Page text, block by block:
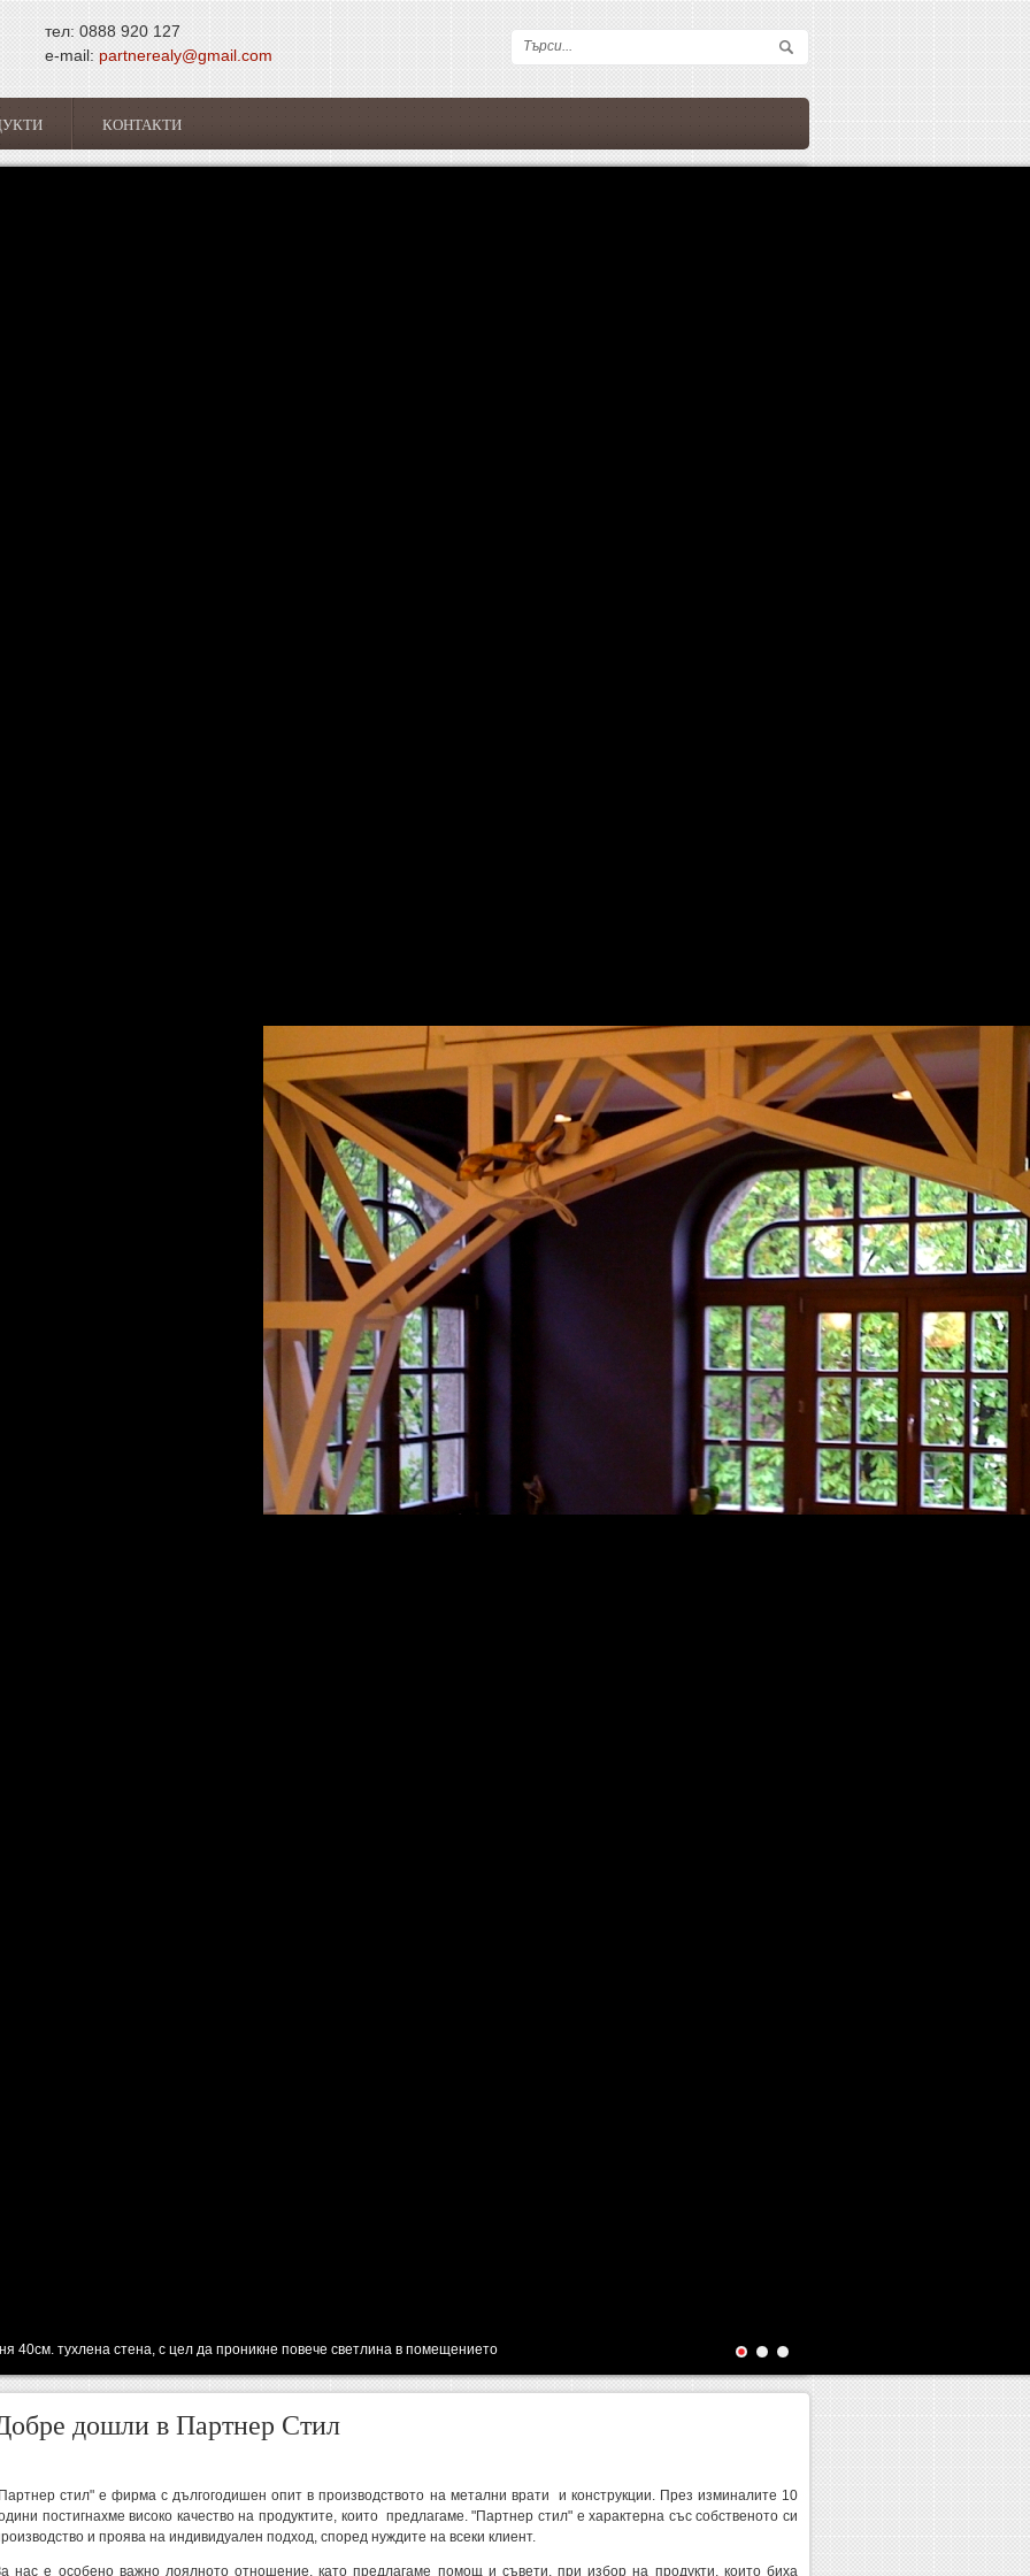
тел: 0888 920 127
e-mail: partnerealy@gmail.com
Форма за търсене
КОНТАКТИ
40см. тухлена стена, с цел да проникне повече светлина в помещението
боядисана ламарина /цвят по RAL/ и вградено, светещо лого
дошли в Партнер Стил
стил" е фирма с дългогодишен опит в производството на метални врати и конструкции. През изминалите 10
постигнахме високо качество на продуктите, които предлагаме. "Партнер стил" е характерна със собственото си
и проява на индивидуален подход, според нуждите на всеки клиент.
нас е особено важно лоялното отношение, като предлагаме помощ и съвети, при избор на продукти, които биха